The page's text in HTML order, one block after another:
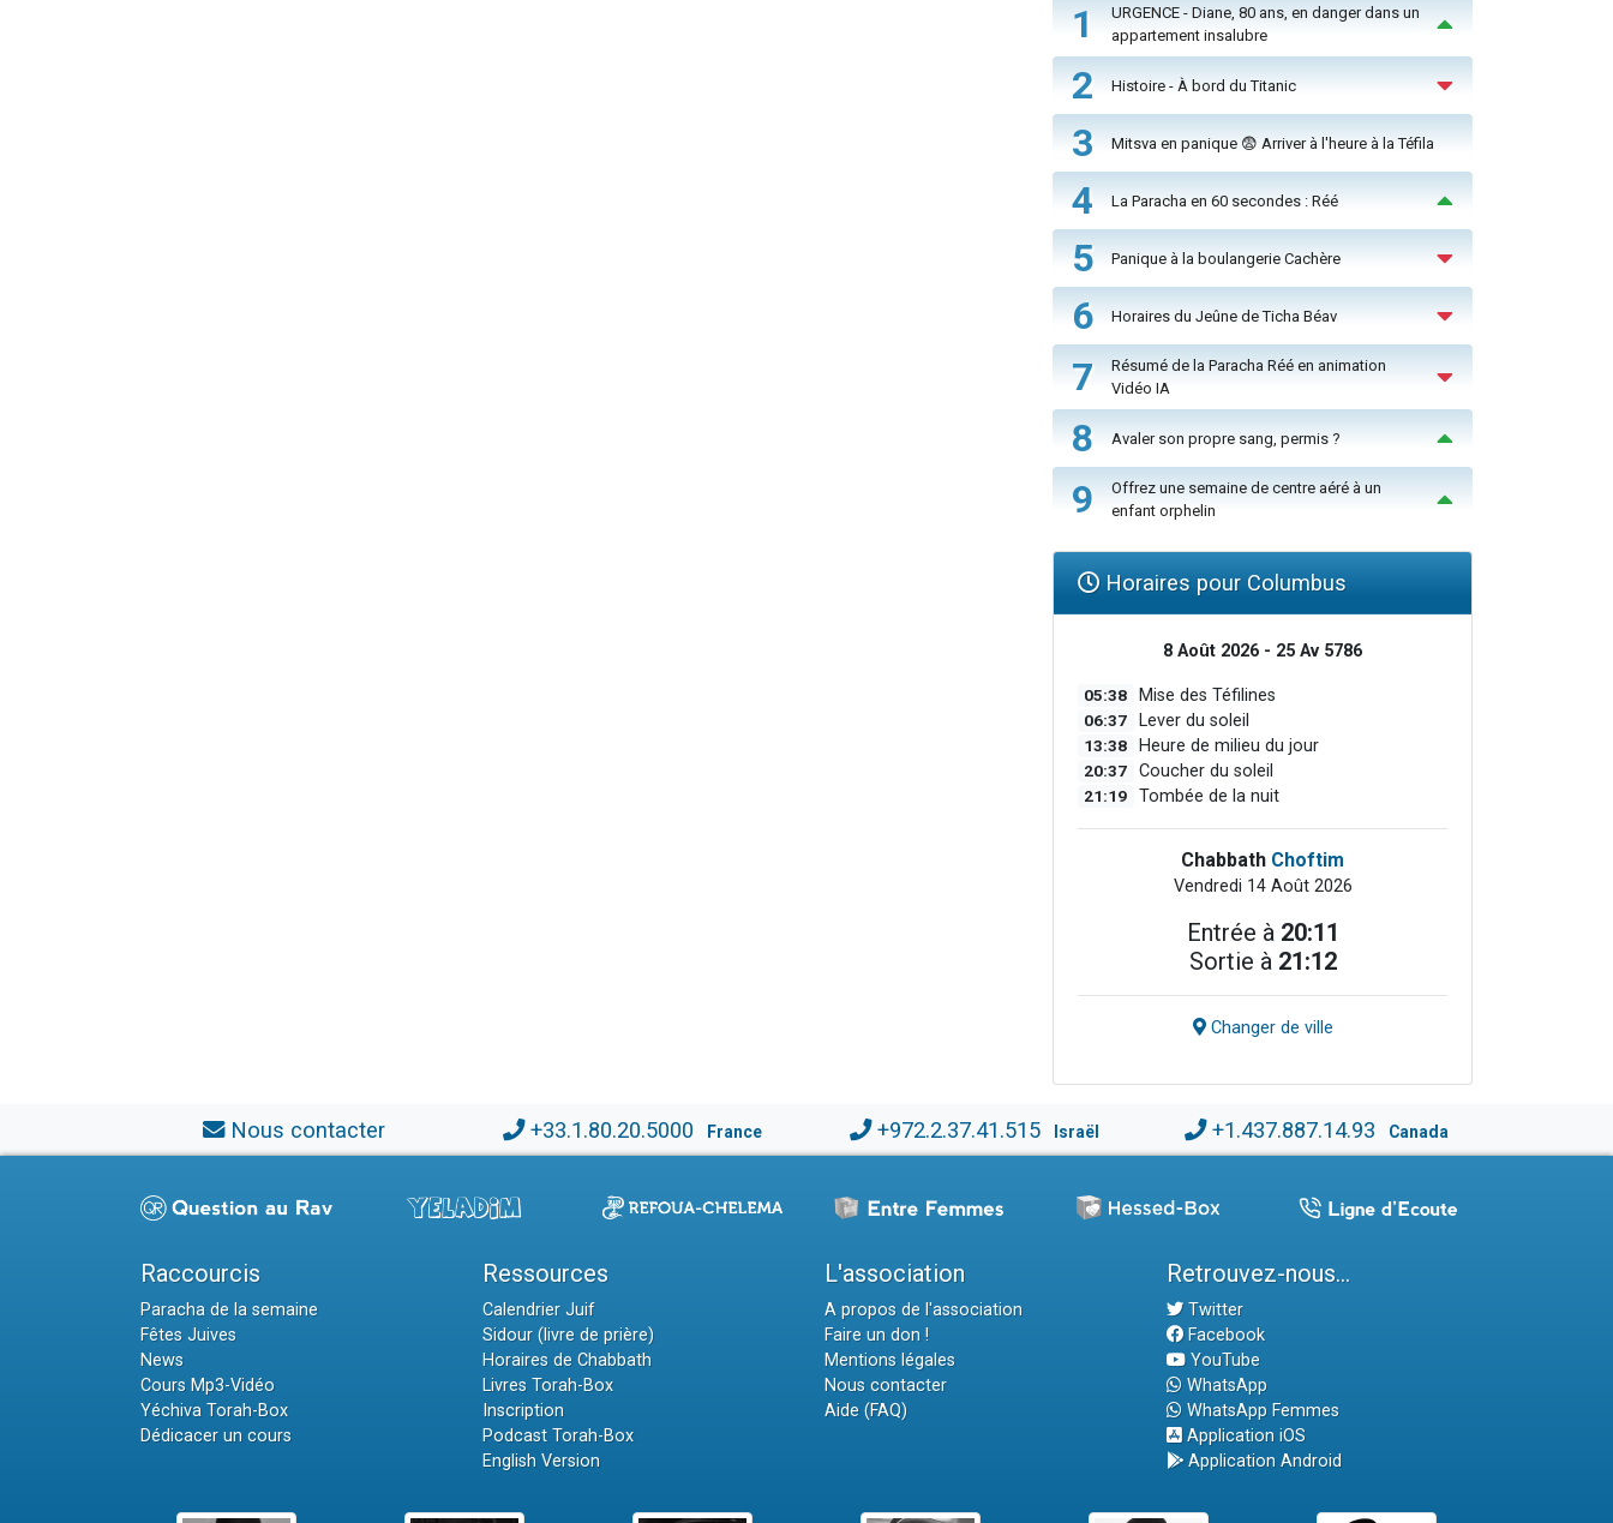
1
URGENCE - Diane, 80 ans, en danger dans un
appartement insalubre
2 Histoire - À bord du Titanic
3 Mitsva en panique 😨 Arriver à l'heure à la Téfila
4 La Paracha en 60 secondes : Réé
5 Panique à la boulangerie Cachère
6 Horaires du Jeûne de Ticha Béav
7
Résumé de la Paracha Réé en animation
Vidéo IA
8 Avaler son propre sang, permis ?
9
Offrez une semaine de centre aéré à un
enfant orphelin
Horaires pour Columbus
8 Août 2026 - 25 Av 5786
05:38 Mise des Téfilines
06:37 Lever du soleil
13:38 Heure de milieu du jour
20:37 Coucher du soleil
21:19 Tombée de la nuit
Chabbath Choftim
Vendredi 14 Août 2026
Entrée à 20:11
Sortie à 21:12
Changer de ville
Nous contacter +33.1.80.20.5000 France +972.2.37.41.515 Israël +1.437.887.14.93 Canada
Raccourcis
Paracha de la semaine
Fêtes Juives
News
Cours Mp3-Vidéo
Yéchiva Torah-Box
Dédicacer un cours
Ressources
Calendrier Juif
Sidour (livre de prière)
Horaires de Chabbath
Livres Torah-Box
Inscription
Podcast Torah-Box
English Version
L'association
A propos de l'association
Faire un don !
Mentions légales
Nous contacter
Aide (FAQ)
Retrouvez-nous...
Twitter
Facebook
YouTube
WhatsApp
WhatsApp Femmes
Application iOS
Application Android